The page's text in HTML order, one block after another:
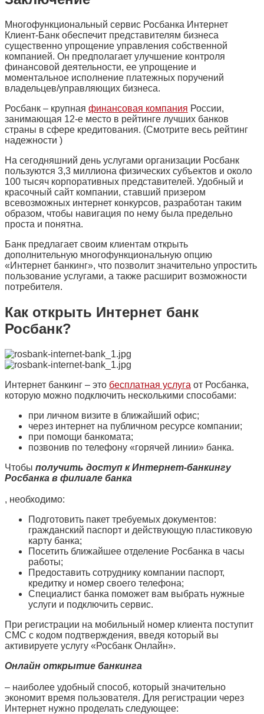
Многофункциональный сервис Росбанка Интернет
Клиент-Банк обеспечит представителям бизнеса
существенно упрощение управления собственной
компанией. Он предполагает улучшение контроля
финансовой деятельности, ее упрощение и
моментальное исполнение платежных поручений
владельцев/управляющих бизнеса.
Росбанк – крупная финансовая компания России,
занимающая 12-е место в рейтинге лучших банков
страны в сфере кредитования. (Смотрите весь рейтинг
надежности )
На сегодняшний день услугами организации Росбанк
пользуются 3,3 миллиона физических субъектов и около
100 тысяч корпоративных представителей. Удобный и
красочный сайт компании, ставший призером
всевозможных интернет конкурсов, разработан таким
образом, чтобы навигация по нему была предельно
проста и понятна.
Банк предлагает своим клиентам открыть
дополнительную многофункциональную опцию
«Интернет банкинг», что позволит значительно упростить
пользование услугами, а также расширит возможности
потребителя.
Как открыть Интернет банк
Росбанк?
Интернет банкинг – это бесплатная услуга от Росбанка,
которую можно подключить несколькими способами:
при личном визите в ближайший офис;
через интернет на публичном ресурсе компании;
при помощи банкомата;
позвонив по телефону «горячей линии» банка.
Чтобы получить доступ к Интернет-банкингу
Росбанка в филиале банка
, необходимо:
Подготовить пакет требуемых документов:
гражданский паспорт и действующую пластиковую
карту банка;
Посетить ближайшее отделение Росбанка в часы
работы;
Предоставить сотруднику компании паспорт,
кредитку и номер своего телефона;
Специалист банка поможет вам выбрать нужные
услуги и подключить сервис.
При регистрации на мобильный номер клиента поступит
СМС с кодом подтверждения, введя который вы
активируете услугу «Росбанк Онлайн».
Онлайн открытие банкинга
– наиболее удобный способ, который значительно
экономит время пользователя. Для регистрации через
Интернет нужно проделать следующее: